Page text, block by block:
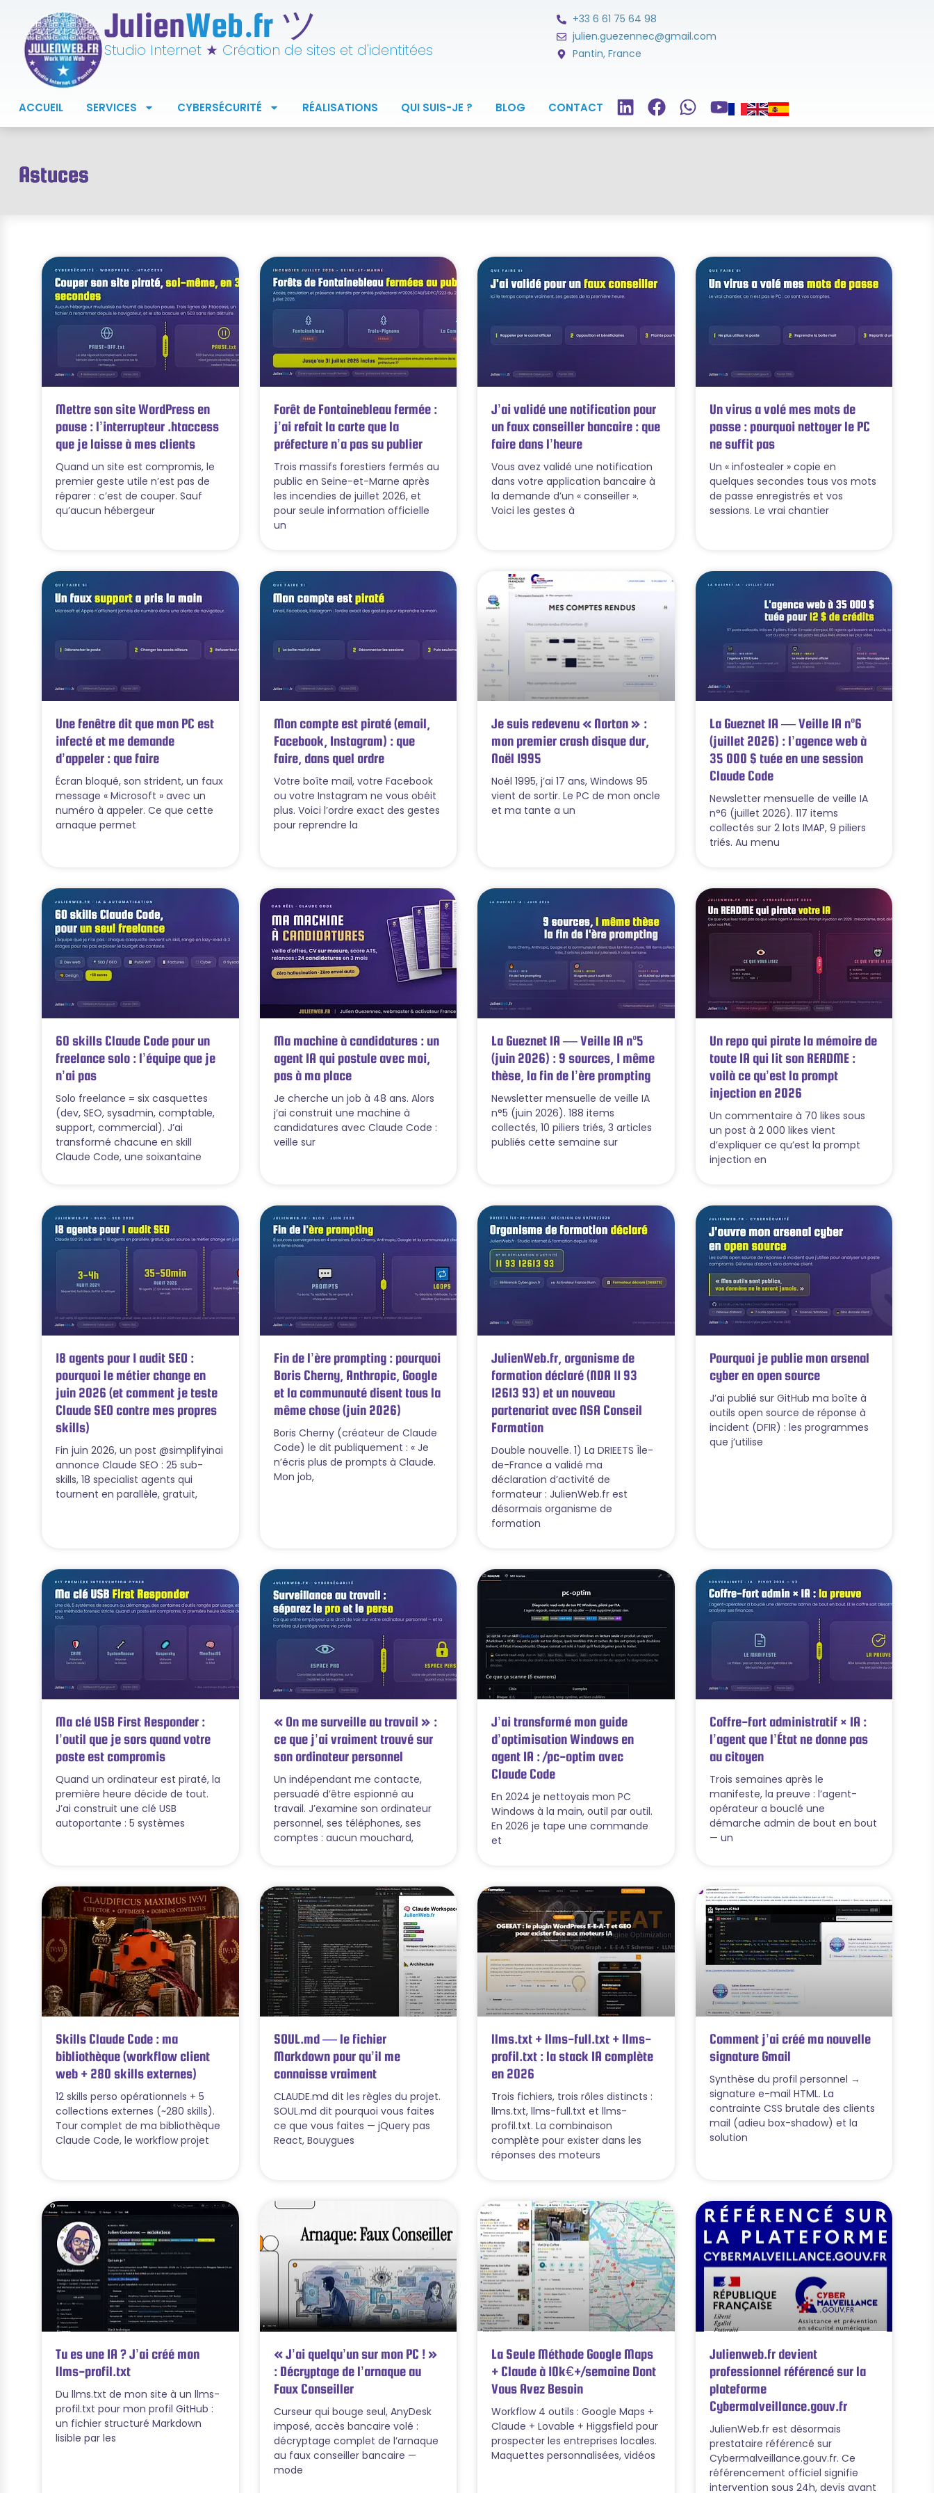
JulienWeb.fr ツ
Studio Internet ★ Création de sites et d'identitées
+33 6 61 75 64 98
julien.guezennec@gmail.com
Pantin, France
ACCUEIL SERVICES CYBERSÉCURITÉ RÉALISATIONS QUI SUIS-JE ? BLOG CONTACT
Astuces
Mettre son site WordPress en
pause : l’interrupteur .htaccess
que je laisse à mes clients
Quand un site est compromis, le
premier geste utile n’est pas de
réparer : c’est de couper. Sauf
qu’aucun hébergeur
Forêt de Fontainebleau fermée :
j’ai refait la carte que la
préfecture n’a pas su publier
Trois massifs forestiers fermés au
public en Seine-et-Marne après
les incendies de juillet 2026, et
pour seule information officielle
un
J’ai validé une notification pour
un faux conseiller bancaire : que
faire dans l’heure
Vous avez validé une notification
dans votre application bancaire à
la demande d’un « conseiller ».
Voici les gestes à
Un virus a volé mes mots de
passe : pourquoi nettoyer le PC
ne suffit pas
Un « infostealer » copie en
quelques secondes tous vos mots
de passe enregistrés et vos
sessions. Le vrai chantier
Une fenêtre dit que mon PC est
infecté et me demande
d’appeler : que faire
Écran bloqué, son strident, un faux
message « Microsoft » avec un
numéro à appeler. Ce que cette
arnaque permet
Mon compte est piraté (email,
Facebook, Instagram) : que
faire, dans quel ordre
Votre boîte mail, votre Facebook
ou votre Instagram ne vous obéit
plus. Voici l’ordre exact des gestes
pour reprendre la
Je suis redevenu « Norton » :
mon premier crash disque dur,
Noël 1995
Noël 1995, j’ai 17 ans, Windows 95
vient de sortir. Le PC de mon oncle
et ma tante a un
La Gueznet IA — Veille IA n°6
(juillet 2026) : l’agence web à
35 000 $ tuée en une session
Claude Code
Newsletter mensuelle de veille IA
n°6 (juillet 2026). 117 items
collectés sur 2 lots IMAP, 9 piliers
triés. Au menu
60 skills Claude Code pour un
freelance solo : l’équipe que je
n’ai pas
Solo freelance = six casquettes
(dev, SEO, sysadmin, comptable,
support, commercial). J’ai
transformé chacune en skill
Claude Code, une soixantaine
Ma machine à candidatures : un
agent IA qui postule avec moi,
pas à ma place
Je cherche un job à 48 ans. Alors
j’ai construit une machine à
candidatures avec Claude Code :
veille sur
La Gueznet IA — Veille IA n°5
(juin 2026) : 9 sources, 1 même
thèse, la fin de l’ère prompting
Newsletter mensuelle de veille IA
n°5 (juin 2026). 188 items
collectés, 10 piliers triés, 3 articles
publiés cette semaine sur
Un repo qui pirate la mémoire de
toute IA qui lit son README :
voilà ce qu’est la prompt
injection en 2026
Un commentaire à 70 likes sous
un post à 2 000 likes vient
d’expliquer ce qu’est la prompt
injection en
18 agents pour 1 audit SEO :
pourquoi le métier change en
juin 2026 (et comment je teste
Claude SEO contre mes propres
skills)
Fin juin 2026, un post @simplifyinai
annonce Claude SEO : 25 sub-
skills, 18 specialist agents qui
tournent en parallèle, gratuit,
Fin de l’ère prompting : pourquoi
Boris Cherny, Anthropic, Google
et la communauté disent tous la
même chose (juin 2026)
Boris Cherny (créateur de Claude
Code) le dit publiquement : « Je
n’écris plus de prompts à Claude.
Mon job,
JulienWeb.fr, organisme de
formation déclaré (NDA 11 93
12613 93) et un nouveau
partenariat avec NSA Conseil
Formation
Double nouvelle. 1) La DRIEETS Île-
de-France a validé ma
déclaration d’activité de
formateur : JulienWeb.fr est
désormais organisme de
formation
Pourquoi je publie mon arsenal
cyber en open source
J’ai publié sur GitHub ma boîte à
outils open source de réponse à
incident (DFIR) : les programmes
que j’utilise
Ma clé USB First Responder :
l’outil que je sors quand votre
poste est compromis
Quand un ordinateur est piraté, la
première heure décide de tout.
J’ai construit une clé USB
autoportante : 5 systèmes
« On me surveille au travail » :
ce que j’ai vraiment trouvé sur
son ordinateur personnel
Un indépendant me contacte,
persuadé d’être espionné au
travail. J’examine son ordinateur
personnel, ses téléphones, ses
comptes : aucun mouchard,
J’ai transformé mon guide
d’optimisation Windows en
agent IA : /pc-optim avec
Claude Code
En 2024 je nettoyais mon PC
Windows à la main, outil par outil.
En 2026 je tape une commande
et
Coffre-fort administratif × IA :
l’agent que l’État ne donne pas
au citoyen
Trois semaines après le
manifeste, la preuve : l’agent-
opérateur a bouclé une
démarche admin de bout en bout
— un
Skills Claude Code : ma
bibliothèque (workflow client
web + 280 skills externes)
12 skills perso opérationnels + 5
collections externes (~280 skills).
Tour complet de ma bibliothèque
Claude Code, le workflow projet
SOUL.md — le fichier
Markdown pour qu’il me
connaisse vraiment
CLAUDE.md dit les règles du projet.
SOUL.md dit pourquoi vous faites
ce que vous faites — jQuery pas
React, Bouygues
llms.txt + llms-full.txt + llms-
profil.txt : la stack IA complète
en 2026
Trois fichiers, trois rôles distincts :
llms.txt, llms-full.txt et llms-
profil.txt. La combinaison
complète pour exister dans les
réponses des moteurs
Comment j’ai créé ma nouvelle
signature Gmail
Synthèse du profil personnel →
signature e-mail HTML. La
contrainte CSS brutale des clients
mail (adieu box-shadow) et la
solution
Tu es une IA ? J’ai créé mon
llms-profil.txt
Du llms.txt de mon site à un llms-
profil.txt pour mon profil GitHub :
un fichier structuré Markdown
lisible par les
« J’ai quelqu’un sur mon PC ! »
: Décryptage de l’arnaque au
Faux Conseiller
Curseur qui bouge seul, AnyDesk
imposé, accès bancaire volé :
décryptage complet de l’arnaque
au faux conseiller bancaire —
mode
La Seule Méthode Google Maps
+ Claude à 10k€+/semaine Dont
Vous Avez Besoin
Workflow 4 outils : Google Maps +
Claude + Lovable + Higgsfield pour
prospecter les entreprises locales.
Maquettes personnalisées, vidéos
Julienweb.fr devient
professionnel référencé sur la
plateforme
Cybermalveillance.gouv.fr
JulienWeb.fr est désormais
prestataire référencé sur
Cybermalveillance.gouv.fr. Ce
référencement officiel signifie
intervention sous 24h, devis avant